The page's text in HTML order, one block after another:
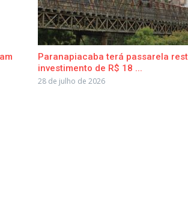
Paranapiacaba terá passarela
investimento de R$ 18 ...
28 de julho de 2026